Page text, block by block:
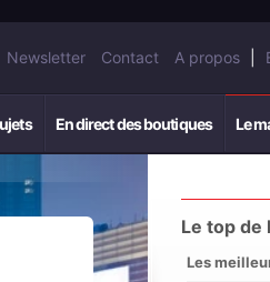
Newsletter Contact A propos
En direct des boutiques Le
Le top de
Les